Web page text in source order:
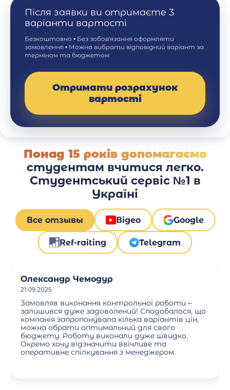
Після заявки ви отримаєте 3
варіанти вартості
Безкоштовно • Без зобов'язання оформляти
замовлення • Можна вибрати відповідний варіант за
терміном та бюджетом
Отримати розрахунок
вартості
Понад 15 років допомагаємо
студентам вчитися легко.
Студентський сервіс №1 в
Україні
Все отзывы Відео Google
Ref-raiting Telegram
Олександр Чемодур
21.09.2025
Замовляв виконання контрольної роботи –
залишився дуже задоволений! Сподобалося, що
компанія запропонувала кілька варіантів цін,
можна обрати оптимальний для свого
бюджету. Роботу виконали дуже швидко.
Окремо хочу відзначити ввічливе та
оперативне спілкування з менеджером.